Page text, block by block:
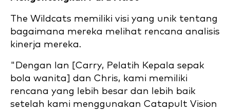
The Wildcats memiliki visi yang unik tentang
bagaimana mereka melihat rencana analisis
kinerja mereka.
"Dengan Ian [Carry, Pelatih Kepala sepak
bola wanita] dan Chris, kami memiliki
rencana yang lebih besar dan lebih baik
setelah kami menggunakan Catapult Vision